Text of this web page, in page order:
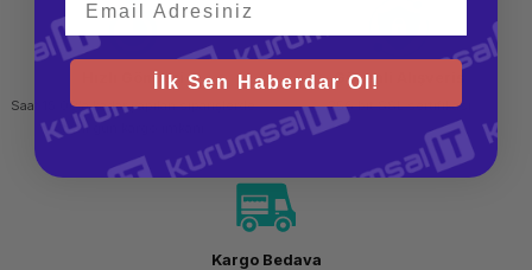
Hızlı Gönderi
Saat 15.00'a kadar yapılan siparişlerde
aynı gün kargo imkanı
Güvenli Alışveriş
256 bit SSL sertifikası
Kargo Bedava
İlk Sen Haberdar Ol!